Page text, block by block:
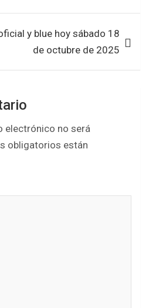
y blue hoy sábado 18
de octubre de 2025
electrónico no será
obligatorios están